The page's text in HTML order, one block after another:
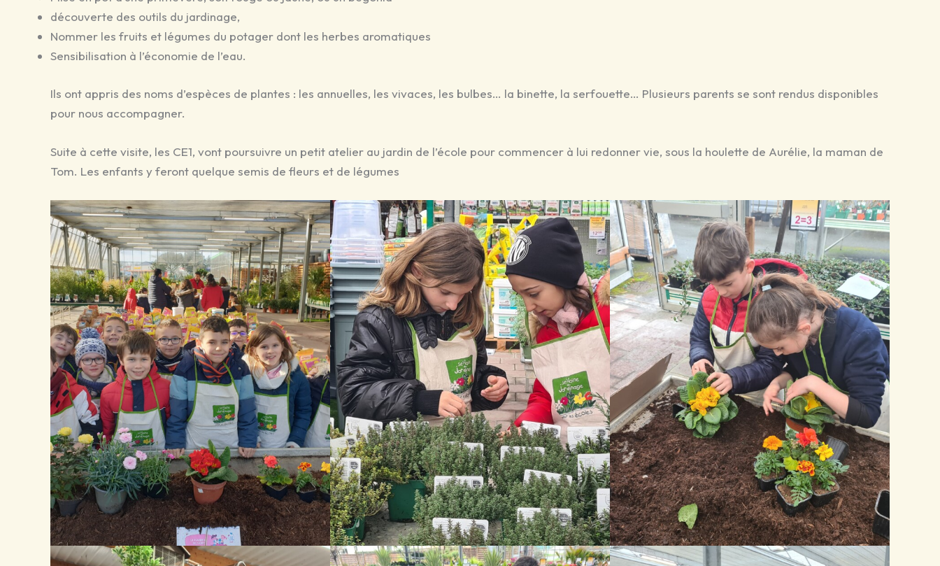
découverte des outils du jardinage,
Nommer les fruits et légumes du potager dont les herbes aromatiques
Sensibilisation à l’économie de l’eau.
Ils ont appris des noms d’espèces de plantes : les annuelles, les vivaces, les bulbes… la binette, la serfouette… Plusieurs parents se sont rendus disponibles
pour nous accompagner.
Suite à cette visite, les CE1, vont poursuivre un petit atelier au jardin de l’école pour commencer à lui redonner vie, sous la houlette de Aurélie, la maman de
Tom. Les enfants y feront quelque semis de fleurs et de légumes